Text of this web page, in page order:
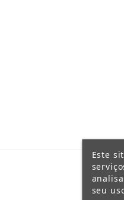
Este
seu